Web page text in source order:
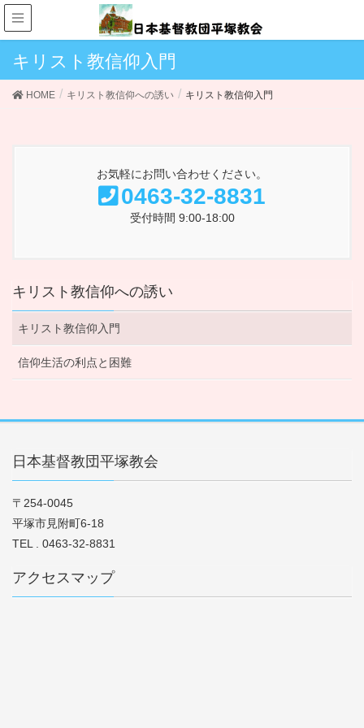
キリスト教信仰入門
HOME キリスト教信仰への誘い キリスト教信仰入門
お気軽にお問い合わせください。
0463-32-8831
受付時間 9:00-18:00
キリスト教信仰への誘い
キリスト教信仰入門
信仰生活の利点と困難
日本基督教団平塚教会
〒254-0045
平塚市見附町6-18
TEL . 0463-32-8831
アクセスマップ